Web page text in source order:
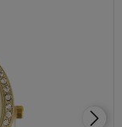
oferty lub
do listy